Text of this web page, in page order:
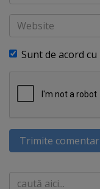
Website
Sunt de acord cu
Trimite
Caută